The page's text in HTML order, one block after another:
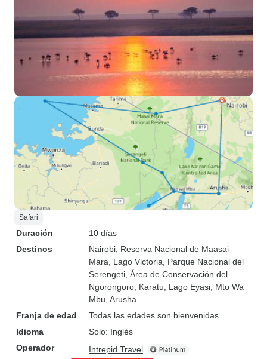
Safari
Duración
10 días
Destinos
Nairobi , Reserva Nacional de Maasai
Mara , Lago Victoria , Parque Nacional del
Serengeti , Área de Conservación del
Ngorongoro , Karatu , Lago Eyasi , Mto Wa
Mbu , Arusha
Franja de edad
Todas las edades son bienvenidas
Idioma
Solo: Inglés
Operador
Intrepid Travel